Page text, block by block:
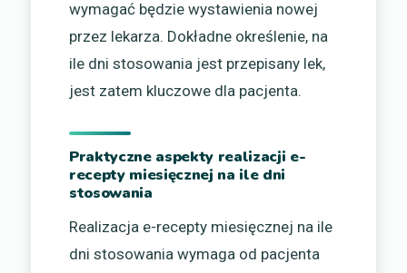
wymagać będzie wystawienia nowej
przez lekarza. Dokładne określenie, na
ile dni stosowania jest przepisany lek,
jest zatem kluczowe dla pacjenta.
Praktyczne aspekty realizacji e-
recepty miesięcznej na ile dni
stosowania
Realizacja e-recepty miesięcznej na ile
dni stosowania wymaga od pacjenta